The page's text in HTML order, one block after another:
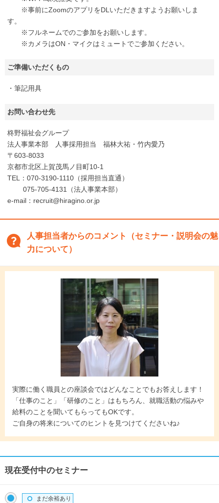
※事前にZoomのアプリをDLいただきますようお願いしま
す。
※フルネームでのご参加をお願いします。
※カメラはON・マイクはミュートでご参加ください。
ご準備いただくもの
・筆記用具
お問い合わせ先
柊野福祉会グループ
法人事業本部 人事採用担当 福林大祐・竹内愛乃
〒603-8033
京都市北区上賀茂馬ノ目町10-1
TEL：070-3190-1110（採用担当直通）
075-705-4131（法人事業本部）
e-mail：recruit@hiragino.or.jp
人事担当者からのコメント（セミナー・説明会の魅
力について）
実際に働く職員との座談会ではどんなことでもお答えします！
「仕事のこと」「研修のこと」はもちろん、就職活動の悩みや
給料のことを聞いてもらってもOKです。
ご自身の将来についてのヒントを見つけてくださいね♪
現在受付中のセミナー
まだ余裕あり